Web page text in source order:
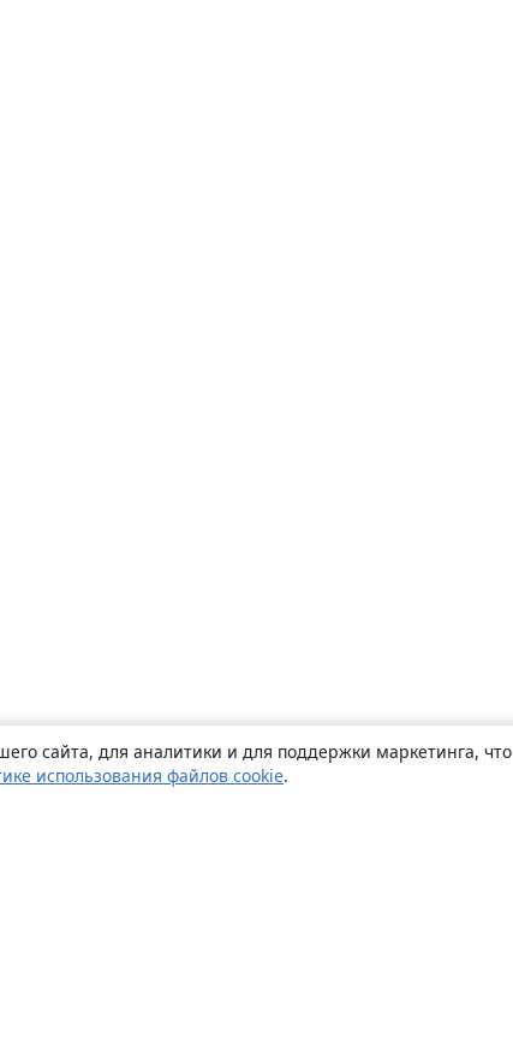
сайта, для аналитики и для поддержки маркетинга, что
использования файлов cookie.